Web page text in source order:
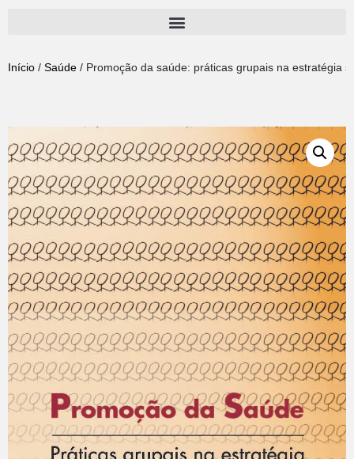
para
Início / Saúde / Promoção da saúde: práticas grupais na estratégia